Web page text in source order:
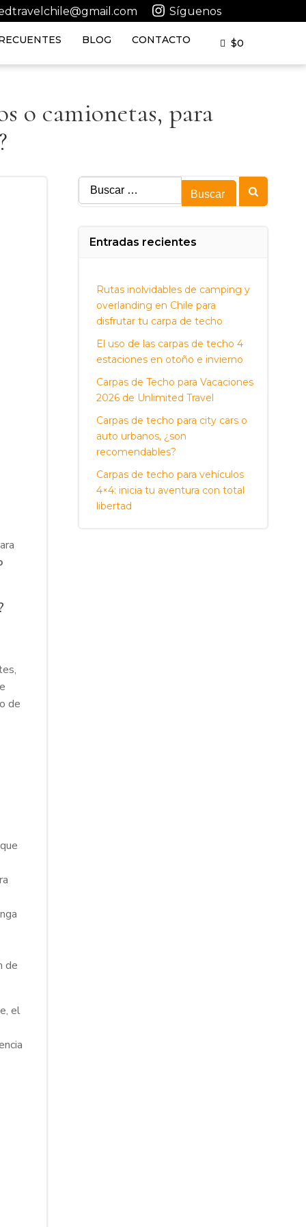
Síguenos
BLOG CONTACTO $0
o camionetas, para
de
de
el
Buscar:
Entradas recientes
Rutas inolvidables de camping y
overlanding en Chile para
disfrutar tu carpa de techo
El uso de las carpas de techo 4
estaciones en otoño e invierno
Carpas de Techo para Vacaciones
2026 de Unlimited Travel
Carpas de techo para city cars o
auto urbanos, ¿son
recomendables?
Carpas de techo para vehículos
4×4: inicia tu aventura con total
libertad